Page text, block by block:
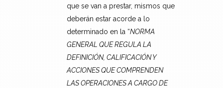
que se van a prestar, mismos que
deberán estar acorde a lo
determinado en la “NORMA
GENERAL QUE REGULA LA
DEFINICIÓN, CALIFICACIÓN Y
ACCIONES QUE COMPRENDEN
LAS OPERACIONES A CARGO DE